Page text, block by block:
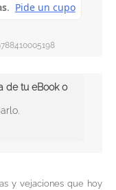
de tu eBook o
y vejaciones que hoy